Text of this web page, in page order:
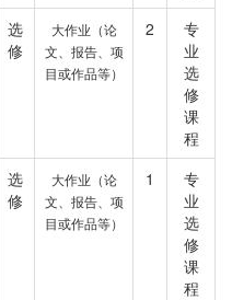
选
修
大作业（论
文、报告、项
目或作品等）
2
专
业
选
修
课
程
选
修
大作业（论
文、报告、项
目或作品等）
1
专
业
选
修
课
程